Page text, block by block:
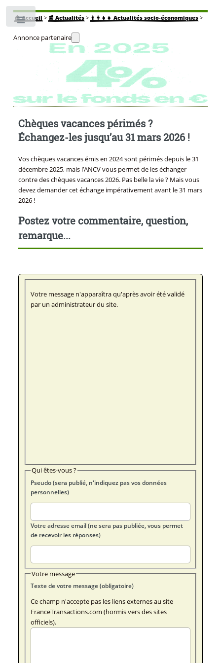
🏠Accueil > 📰 Actualités> 👨‍👩‍👧‍👧 Actualités socio-économiques>
Annonce partenaire
Chèques vacances périmés ?
Échangez-les jusqu’au 31 mars 2026 !
Vos chèques vacances émis en 2024 sont périmés depuis le 31
décembre 2025, mais l’ANCV vous permet de les échanger
contre des chèques vacances 2026. Pas belle la vie ? Mais vous
devez demander cet échange impérativement avant le 31 mars
2026 !
Postez votre commentaire, question,
remarque...
Votre message n'apparaîtra qu'après avoir été validé
par un administrateur du site.
Qui êtes-vous ?
Pseudo (sera publié, n'indiquez pas vos données
personnelles)
Votre adresse email (ne sera pas publiée, vous permet
de recevoir les réponses)
Votre message
Texte de votre message (obligatoire)
Ce champ n'accepte pas les liens externes au site
FranceTransactions.com (hormis vers des sites
officiels).
Toggle